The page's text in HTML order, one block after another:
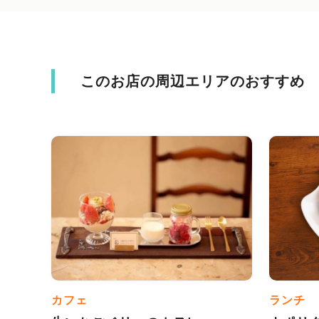
このお店の周辺エリアのおすすめ
カフェ ランチ